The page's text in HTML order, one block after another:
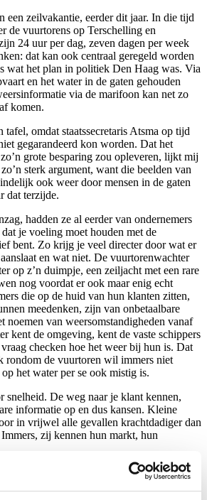
een zeilvakantie, eerder dit jaar. In die tijd
de vuurtorens op Terschelling en
24 uur per dag, zeven dagen per week
dat kan ook centraal geregeld worden
wat het plan in politiek Den Haag was. Via
en het water in de gaten gehouden
via de marifoon kan net zo
komen.
omdat staatssecretaris Atsma op tijd
gegarandeerd kon worden. Dat het
grote besparing zou opleveren, lijkt mij
sterk argument, want die beelden van
ook weer door mensen in de gaten
dat terzijde.
hadden ze al eerder van ondernemers
je voeling moet houden met de
bent. Zo krijg je veel directer door wat er
en wat niet. De vuurtorenwachter
op z’n duimpje, een zeiljacht met een rare
nog voordat er ook maar enig echt
die op de huid van hun klanten zitten,
meedenken, zijn van onbetaalbare
noemen van weersomstandigheden vanaf
kent de omgeving, kent de vaste schippers
checken hoe het weer bij hun is. Dat
rondom de vuurtoren wil immers niet
het water per se ook mistig is.
snelheid. De weg naar je klant kennen,
informatie op en dus kansen. Kleine
in vrijwel alle gevallen krachtdadiger dan
zij kennen hun markt, hun
van leren, van die vuurtorenwachters maar